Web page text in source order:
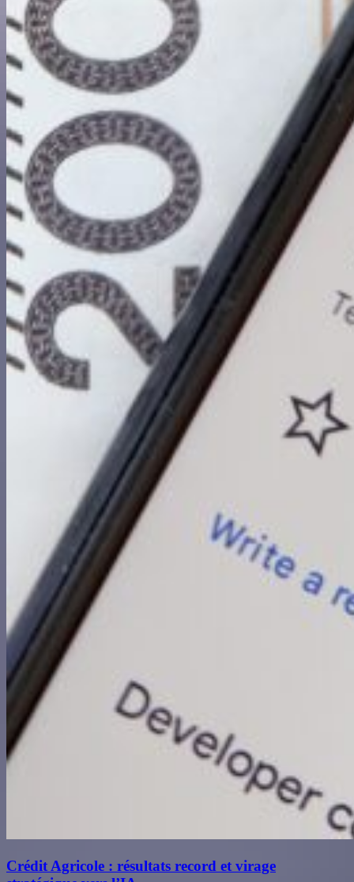
Crédit Agricole : résultats record et virage